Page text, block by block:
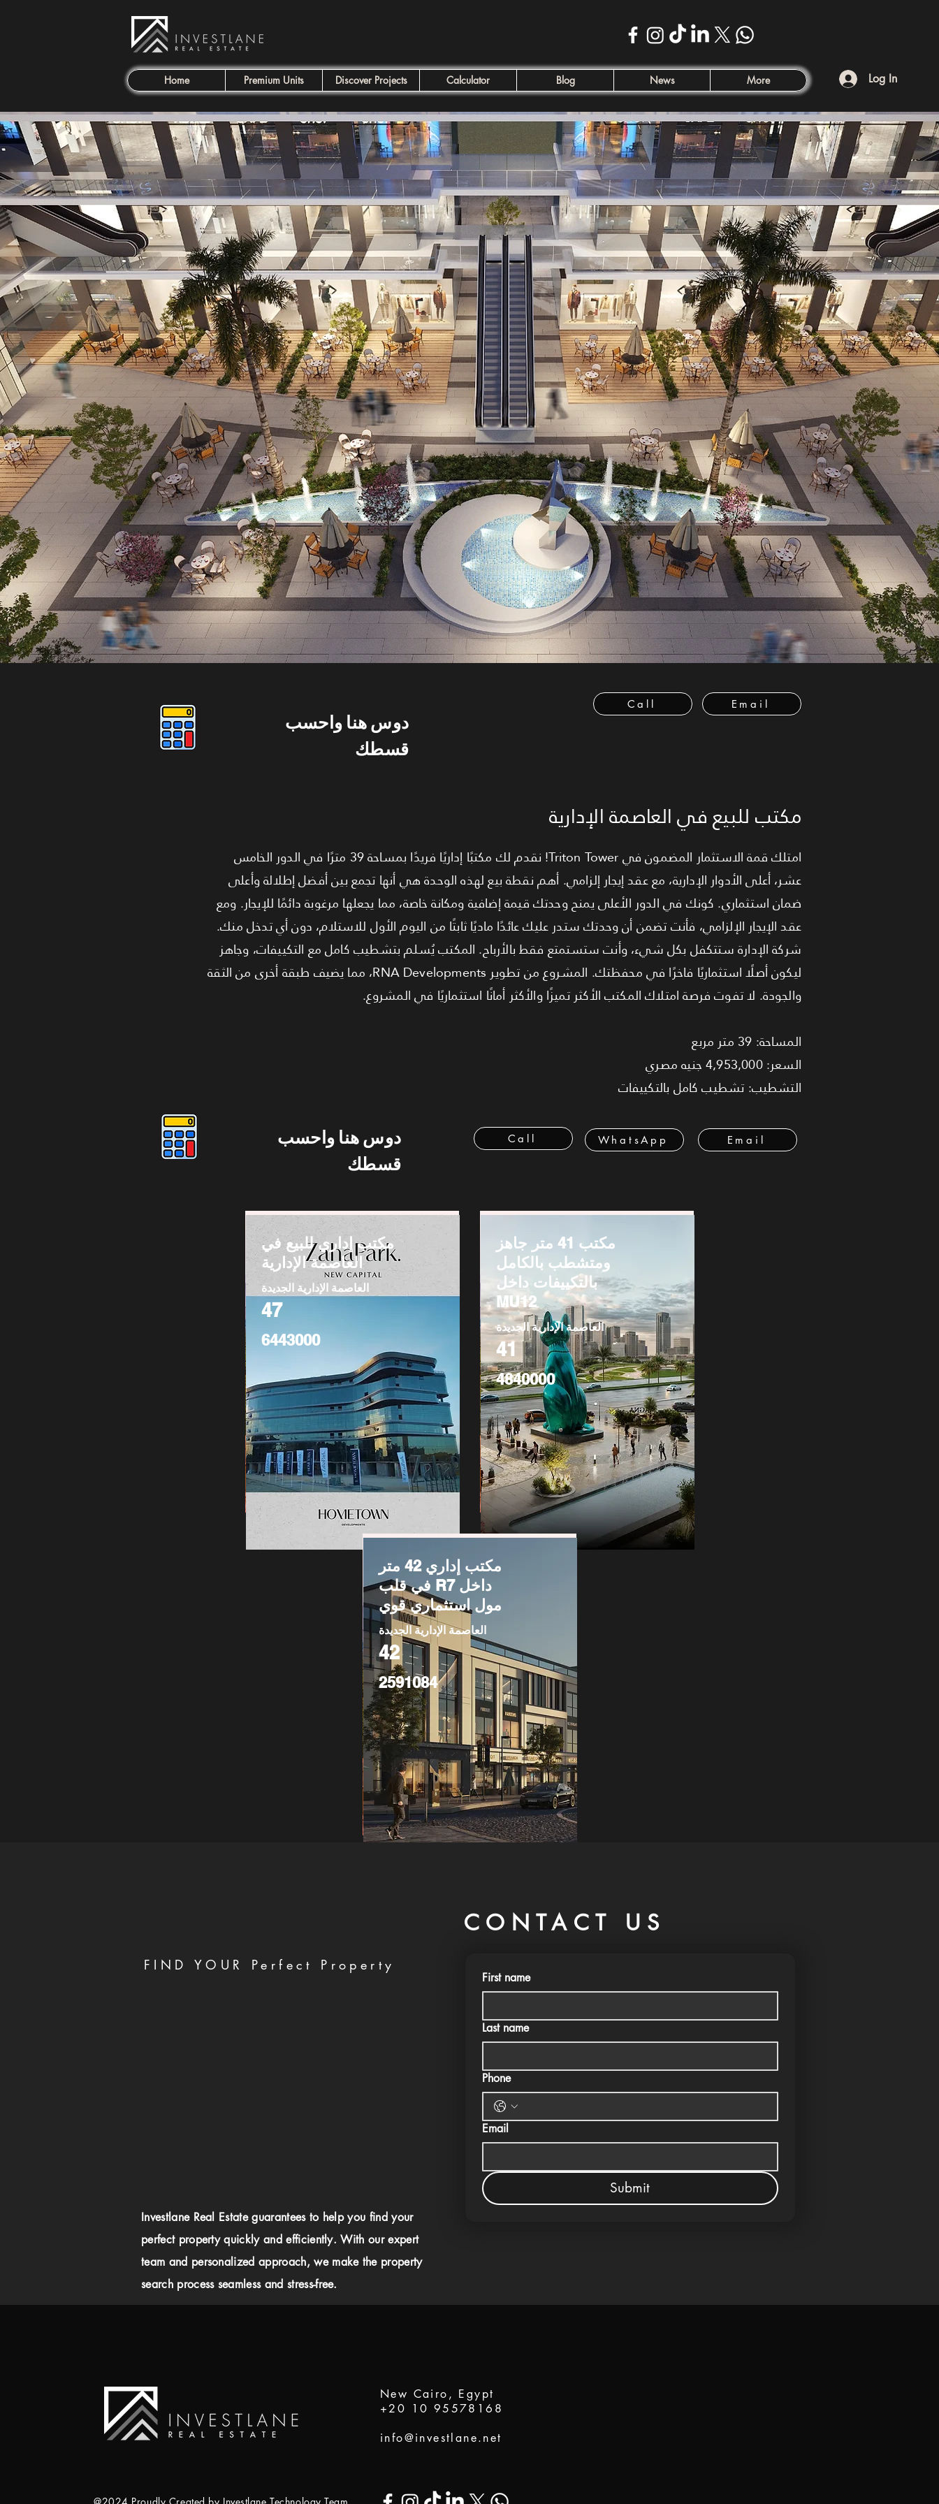
Home Premium Units Discover Projects Calculator Blog News More Log In
دوس هنا واحسب
قسطك
Call Email
مكتب للبيع في العاصمة الإدارية
امتلك قمة الاستثمار المضمون في Triton Tower! نقدم لك مكتبًا إداريًا فريدًا بمساحة 39 مترًا في الدور الخامس
عشر، أعلى الأدوار الإدارية، مع عقد إيجار إلزامي. أهم نقطة بيع لهذه الوحدة هي أنها تجمع بين أفضل إطلالة وأعلى
ضمان استثماري. كونك في الدور الأعلى يمنح وحدتك قيمة إضافية ومكانة خاصة، مما يجعلها مرغوبة دائمًا للإيجار. ومع
عقد الإيجار الإلزامي، فأنت تضمن أن وحدتك ستدر عليك عائدًا ماديًا ثابتًا من اليوم الأول للاستلام، دون أي تدخل منك.
شركة الإدارة ستتكفل بكل شيء، وأنت ستستمتع فقط بالأرباح. المكتب يُسلم بتشطيب كامل مع التكييفات، وجاهز
ليكون أصلًا استثماريًا فاخرًا في محفظتك. المشروع من تطوير RNA Developments، مما يضيف طبقة أخرى من الثقة
والجودة. لا تفوت فرصة امتلاك المكتب الأكثر تميزًا والأكثر أمانًا استثماريًا في المشروع.
المساحة: 39 متر مربع
السعر: 4,953,000 جنيه مصري
التشطيب: تشطيب كامل بالتكييفات
دوس هنا واحسب
قسطك
Call WhatsApp Email
مكتب إداري للبيع في
العاصمة الإدارية
العاصمة الإدارية الجديدة
47
6443000
مكتب 41 متر جاهز
ومتشطب بالكامل
بالتكييفات داخل
MU12
العاصمة الإدارية الجديدة
41
4840000
مكتب إداري 42 متر
في قلب R7 داخل
مول استثماري قوي
العاصمة الإدارية الجديدة
42
2591084
CONTACT US
FIND YOUR Perfect Property
Investlane Real Estate guarantees to help you find your
perfect property quickly and efficiently. With our expert
team and personalized approach, we make the property
search process seamless and stress-free.
First name
Last name
Phone
Email
Submit
New Cairo, Egypt
+20 10 95578168
info@investlane.net